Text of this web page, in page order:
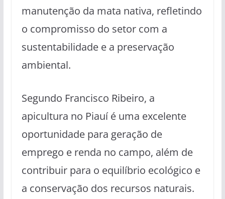
manutenção da mata nativa, refletindo
o compromisso do setor com a
sustentabilidade e a preservação
ambiental.
Segundo Francisco Ribeiro, a
apicultura no Piauí é uma excelente
oportunidade para geração de
emprego e renda no campo, além de
contribuir para o equilíbrio ecológico e
a conservação dos recursos naturais.